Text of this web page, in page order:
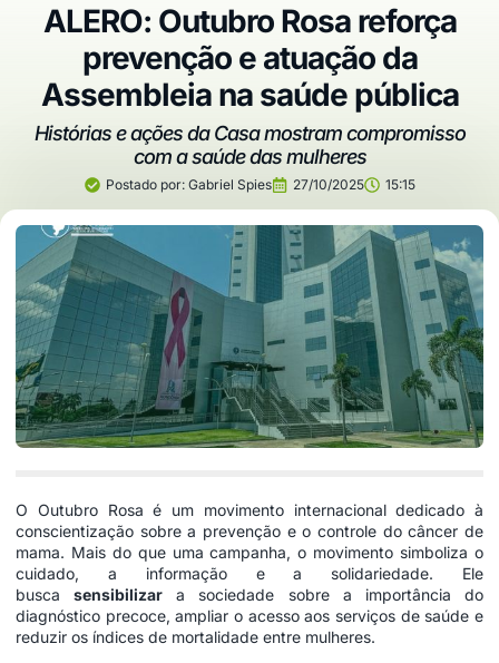
ALERO: Outubro Rosa reforça
prevenção e atuação da
Assembleia na saúde pública
Histórias e ações da Casa mostram compromisso
com a saúde das mulheres
Postado por:Gabriel Spies 27/10/2025 15:15
O Outubro Rosa é um movimento internacional dedicado à
conscientização sobre a prevenção e o controle do câncer de
mama. Mais do que uma campanha, o movimento simboliza o
cuidado, a informação e a solidariedade. Ele
buscasensibilizar a sociedade sobre a importância do
diagnóstico precoce, ampliar o acesso aos serviços de saúde e
reduzir os índices de mortalidade entre mulheres.